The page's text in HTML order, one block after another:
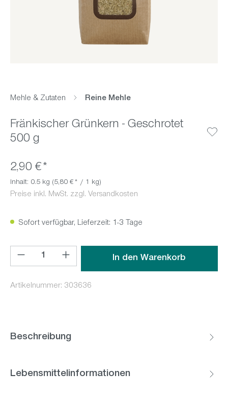
Mehle & Zutaten Reine Mehle
Fränkischer Grünkern - Geschrotet
500 g
2,90 €*
Inhalt: 0.5 kg (5,80 €* / 1 kg)
Preise inkl. MwSt. zzgl. Versandkosten
Sofort verfügbar, Lieferzeit: 1-3 Tage
Produkt Anzahl: Gib den gewünschten Wert ein oder
In den Warenkorb
Artikelnummer: 303636
Beschreibung
Lebensmittelinformationen